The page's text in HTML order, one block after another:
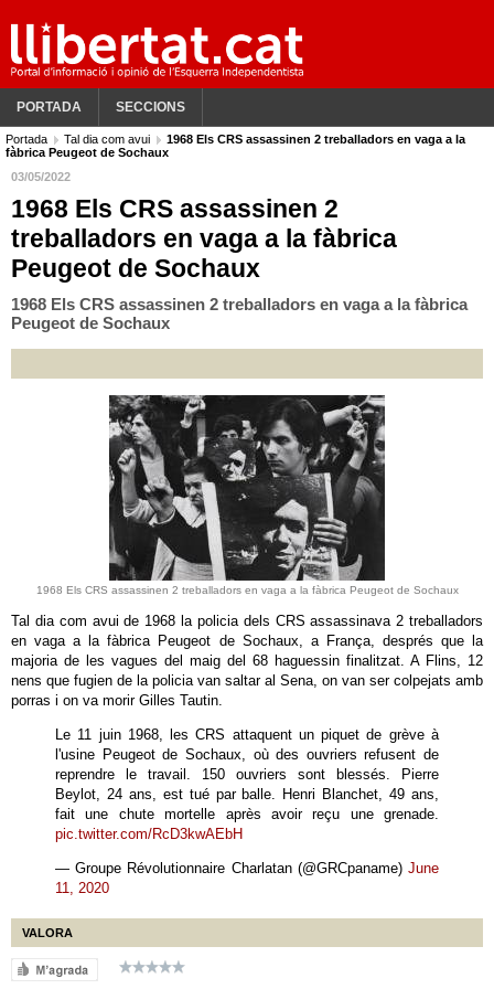
PORTADA SECCIONS
Portada Tal dia com avui
1968 Els CRS assassinen 2 treballadors en vaga a la
fàbrica Peugeot de Sochaux
03/05/2022
1968 Els CRS assassinen 2
treballadors en vaga a la fàbrica
Peugeot de Sochaux
1968 Els CRS assassinen 2 treballadors en vaga a la fàbrica
Peugeot de Sochaux
1968 Els CRS assassinen 2 treballadors en vaga a la fàbrica Peugeot de Sochaux
Tal dia com avui de 1968 la policia dels CRS assassinava 2 treballadors
en vaga a la fàbrica Peugeot de Sochaux, a França, després que la
majoria de les vagues del maig del 68 haguessin finalitzat. A Flins, 12
nens que fugien de la policia van saltar al Sena, on van ser colpejats amb
porras i on va morir Gilles Tautin.
Le 11 juin 1968, les CRS attaquent un piquet de grève à
l'usine Peugeot de Sochaux, où des ouvriers refusent de
reprendre le travail. 150 ouvriers sont blessés. Pierre
Beylot, 24 ans, est tué par balle. Henri Blanchet, 49 ans,
fait une chute mortelle après avoir reçu une grenade.
pic.twitter.com/RcD3kwAEbH
— Groupe Révolutionnaire Charlatan (@GRCpaname) June
11, 2020
VALORA